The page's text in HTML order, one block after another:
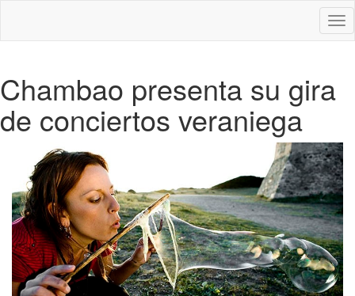
Chambao presenta su gira
de conciertos veraniega